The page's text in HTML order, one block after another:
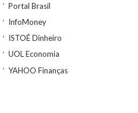
Portal Brasil
InfoMoney
ISTOÉ Dinheiro
UOL Economia
YAHOO Finanças